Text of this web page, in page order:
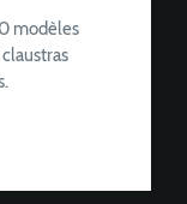
modèles